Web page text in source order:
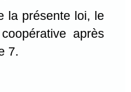
la présente loi, le
après
7.